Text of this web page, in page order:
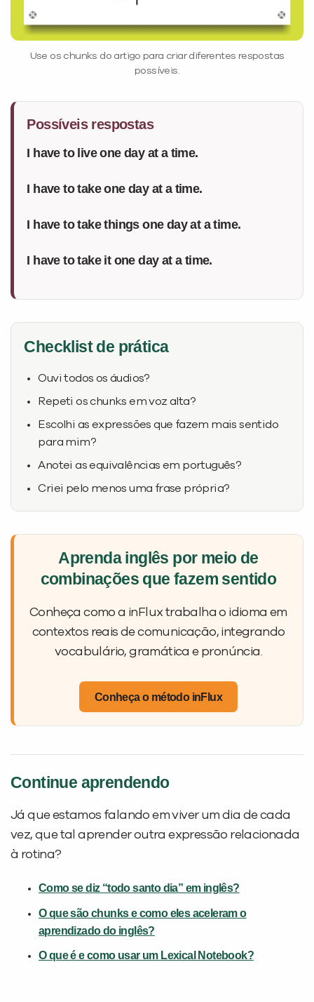
Use os chunks do artigo para criar diferentes respostas
possíveis.
Possíveis respostas
I have to live one day at a time.
I have to take one day at a time.
I have to take things one day at a time.
I have to take it one day at a time.
Checklist de prática
Ouvi todos os áudios?
Repeti os chunks em voz alta?
Escolhi as expressões que fazem mais sentido
para mim?
Anotei as equivalências em português?
Criei pelo menos uma frase própria?
Aprenda inglês por meio de
combinações que fazem sentido
Conheça como a inFlux trabalha o idioma em
contextos reais de comunicação, integrando
vocabulário, gramática e pronúncia.
Conheça o método inFlux
Continue aprendendo
Já que estamos falando em viver um dia de cada
vez, que tal aprender outra expressão relacionada
à rotina?
Como se diz “todo santo dia” em inglês?
O que são chunks e como eles aceleram o
aprendizado do inglês?
O que é e como usar um Lexical Notebook?